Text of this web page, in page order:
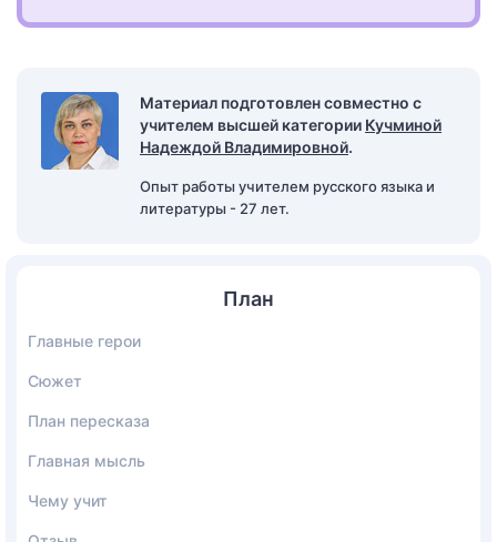
Материал подготовлен совместно с
учителем высшей категории Кучминой
Надеждой Владимировной.
Опыт работы учителем русского языка и
литературы - 27 лет.
План
Главные герои
Сюжет
План пересказа
Главная мысль
Чему учит